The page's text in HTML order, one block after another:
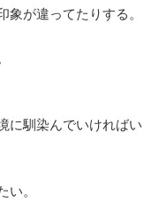
が違ってたりする。
に馴染んでいければい
い。